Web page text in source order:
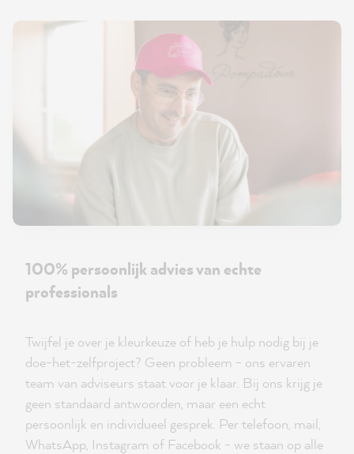
100% persoonlijk advies van echte
professionals
Twijfel je over je kleurkeuze of heb je hulp nodig bij je
doe-het-zelfproject? Geen probleem - ons ervaren
team van adviseurs staat voor je klaar. Bij ons krijg je
geen standaard antwoorden, maar een echt
persoonlijk en individueel gesprek. Per telefoon, mail,
WhatsApp, Instagram of Facebook - we staan op alle